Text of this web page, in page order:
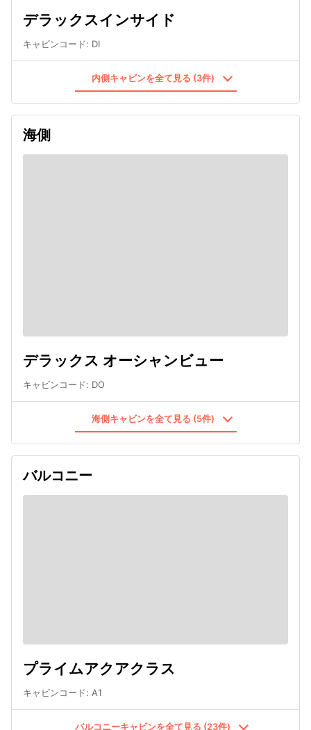
デラックスインサイド
キャビンコード: DI
内側キャビンを全て見る (3件)
海側
デラックス オーシャンビュー
キャビンコード: DO
海側キャビンを全て見る (5件)
バルコニー
プライムアクアクラス
キャビンコード: A1
バルコニーキャビンを全て見る (23件)